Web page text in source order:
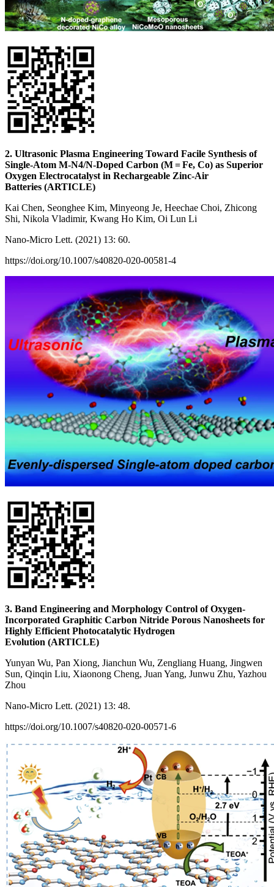
2. Ultrasonic Plasma Engineering Toward Facile Synthesis of
Single-Atom M-N4/N-Doped Carbon (M = Fe, Co) as Superior
Oxygen Electrocatalyst in Rechargeable Zinc-Air
Batteries (ARTICLE)
Kai Chen, Seonghee Kim, Minyeong Je, Heechae Choi, Zhicong
Shi, Nikola Vladimir, Kwang Ho Kim, Oi Lun Li
Nano-Micro Lett. (2021) 13: 60.
https://doi.org/10.1007/s40820-020-00581-4
3. Band Engineering and Morphology Control of Oxygen-
Incorporated Graphitic Carbon Nitride Porous Nanosheets for
Highly Efficient Photocatalytic Hydrogen
Evolution (ARTICLE)
Yunyan Wu, Pan Xiong, Jianchun Wu, Zengliang Huang, Jingwen
Sun, Qinqin Liu, Xiaonong Cheng, Juan Yang, Junwu Zhu, Yazhou
Zhou
Nano-Micro Lett. (2021) 13: 48.
https://doi.org/10.1007/s40820-020-00571-6